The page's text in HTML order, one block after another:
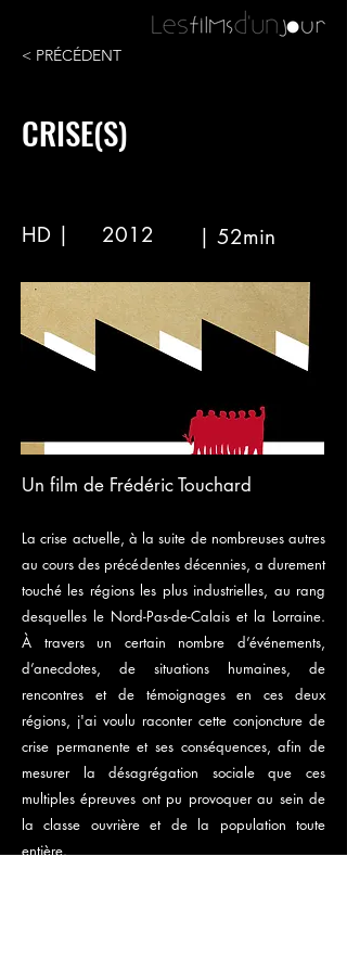
< PRÉCÉDENT
CRISE(S)
HD | 2012 | 52min
Un film de Frédéric Touchard
La crise actuelle, à la suite de nombreuses autres
au cours des précédentes décennies, a durement
touché les régions les plus industrielles, au rang
desquelles le Nord-Pas-de-Calais et la Lorraine.
À travers un certain nombre d’événements,
d’anecdotes, de situations humaines, de
rencontres et de témoignages en ces deux
régions, j'ai voulu raconter cette conjoncture de
crise permanente et ses conséquences, afin de
mesurer la désagrégation sociale que ces
multiples épreuves ont pu provoquer au sein de
la classe ouvrière et de la population toute
entière.